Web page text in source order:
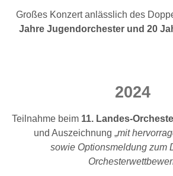
Großes Konzert anlässlich des
Jahre Jugendorchester und 20
2024
Teilnahme beim 11. Landes-
und Auszeichnung „mit
sowie Optionsmeldung zum